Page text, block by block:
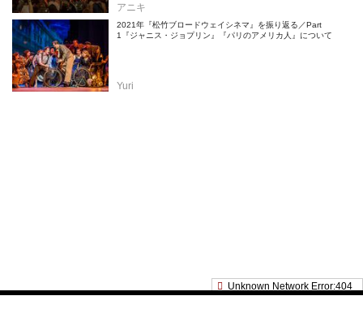
アニキ
2021年『松竹ブロードウェイシネマ』を振り返る／Part
1『ジャニス・ジョプリン』『パリのアメリカ人』について
Yuri